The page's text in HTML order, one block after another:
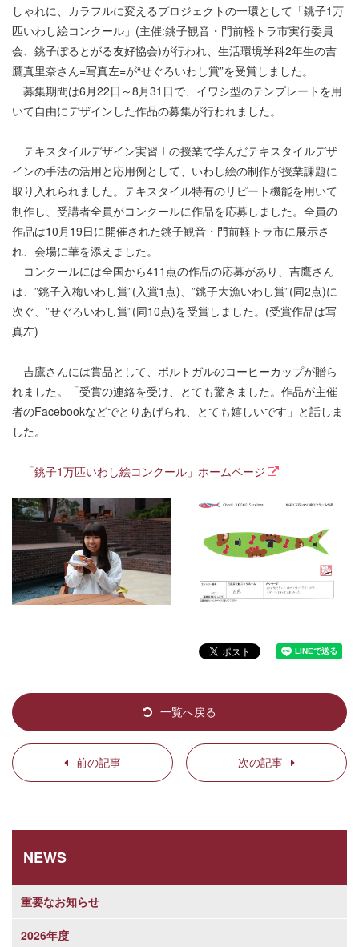
しゃれに、カラフルに変えるプロジェクトの一環として「銚子1万
匹いわし絵コンクール」(主催:銚子観音・門前軽トラ市実行委員
会、銚子ぽるとがる友好協会)が行われ、生活環境学科2年生の吉
鷹真里奈さん=写真左=が“せぐろいわし賞”を受賞しました。
募集期間は6月22日～8月31日で、イワシ型のテンプレートを用
いて自由にデザインした作品の募集が行われました。
テキスタイルデザイン実習Ⅰの授業で学んだテキスタイルデザ
インの手法の活用と応用例として、いわし絵の制作が授業課題に
取り入れられました。テキスタイル特有のリピート機能を用いて
制作し、受講者全員がコンクールに作品を応募しました。全員の
作品は10月19日に開催された銚子観音・門前軽トラ市に展示さ
れ、会場に華を添えました。
コンクールには全国から411点の作品の応募があり、吉鷹さん
は、”銚子入梅いわし賞”(入賞1点)、”銚子大漁いわし賞”(同2点)に
次ぐ、”せぐろいわし賞”(同10点)を受賞しました。(受賞作品は写
真左)
吉鷹さんには賞品として、ポルトガルのコーヒーカップが贈ら
れました。「受賞の連絡を受け、とても驚きました。作品が主催
者のFacebookなどでとりあげられ、とても嬉しいです」と話しま
した。
「銚子1万匹いわし絵コンクール」ホームページ
前の記事
一覧へ戻る
次の記事
NEWS
重要なお知らせ
2026年度